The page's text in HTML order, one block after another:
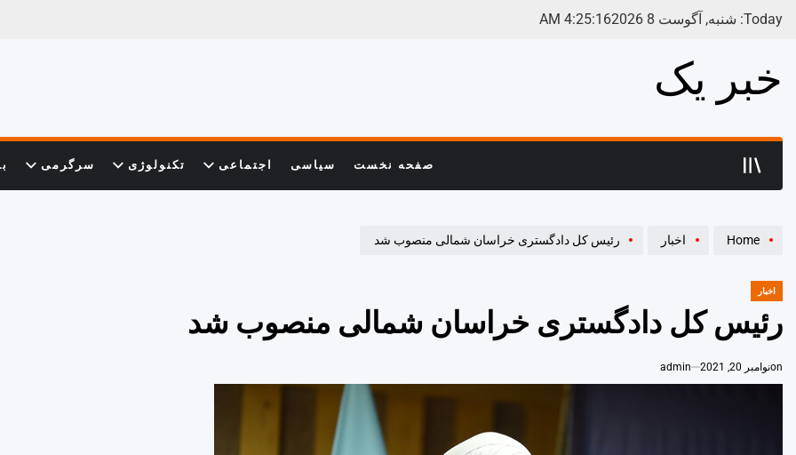
Today: شنبه, آگوست 8 2026 4:25:17
AM
خبر یک
صفحه نخست سیاسی اجتماعی تکنولوژی سرگرمی
Home اخبار رئیس کل دادگستری خراسان شمالی منصوب شد
POSTED
اخبار
رئیس کل دادگستری خراسان شمالی منصوب شد
onنوامبر 20, 2021 admin